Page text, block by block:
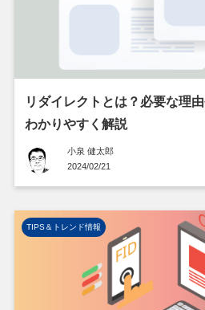
リダイレクトとは？必要な理
わかりやすく解説
小泉 健太郎
2024/02/21
TIPS＆トレンド情報